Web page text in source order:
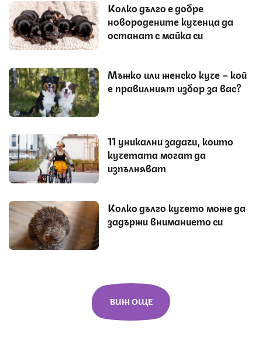
Колко дълго е добре
новородените кученца да
останат с майка си
Мъжко или женско куче – кой
е правилният избор за вас?
11 уникални задачи, които
кучетата могат да
изпълняват
Колко дълго кучето може да
задържи вниманието си
ВИЖ ОЩЕ